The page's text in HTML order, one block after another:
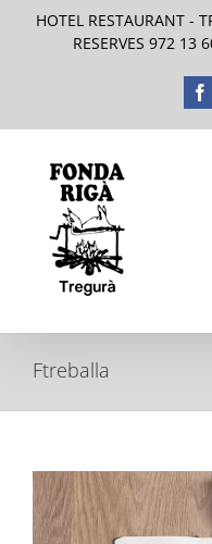
SaltarHOTEL RESTAURANT -
RESERVES 972 13
Ftreballa